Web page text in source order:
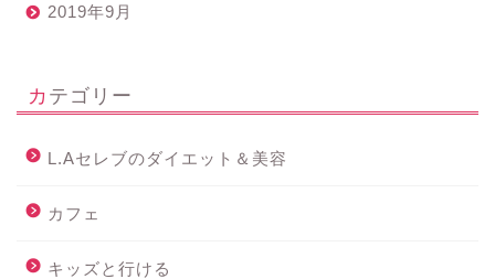
2019年9月
カテゴリー
L.Aセレブのダイエット＆美容
カフェ
キッズと行ける